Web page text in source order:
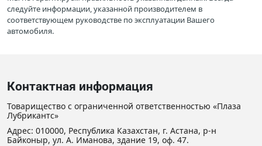
следуйте информации, указанной производителем в
соответствующем руководстве по эксплуатации Вашего
автомобиля.
Контактная информация
Товарищество с ограниченной ответственностью «Плаза
Лубрикантс»
Адрес: 010000, Республика Казахстан, г. Астана, р-н
Байконыр, ул. А. Иманова, здание 19, оф. 47.